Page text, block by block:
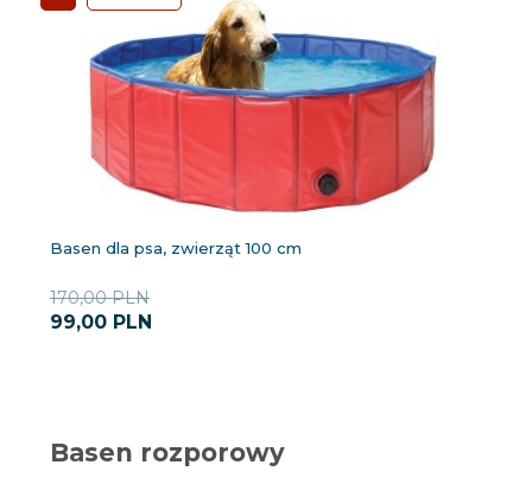
Basen dla psa, zwierząt 100 cm
99,00 PLN
170,00 PLN
Basen rozporowy